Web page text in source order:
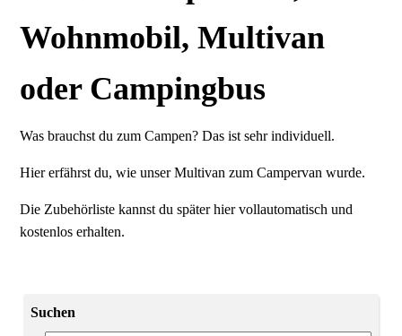
Wohnmobil, Multivan
oder Campingbus
Was brauchst du zum Campen? Das ist sehr individuell.
Hier erfährst du, wie unser Multivan zum Campervan wurde.
Die Zubehörliste kannst du später hier vollautomatisch und
kostenlos erhalten.
Suchen